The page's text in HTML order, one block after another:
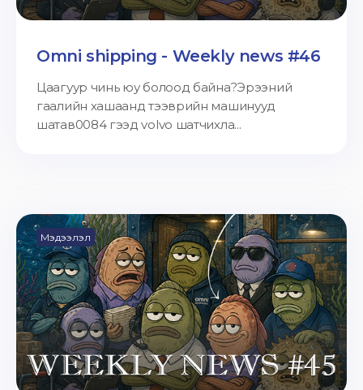
Omni shipping - Weekly news #46
Цаагуур чинь юу болоод байна?Эрээний
гаалийн хашаанд тээврийн машинууд
шатав0084 гээд volvo шатчихла...
Мэдээлэл